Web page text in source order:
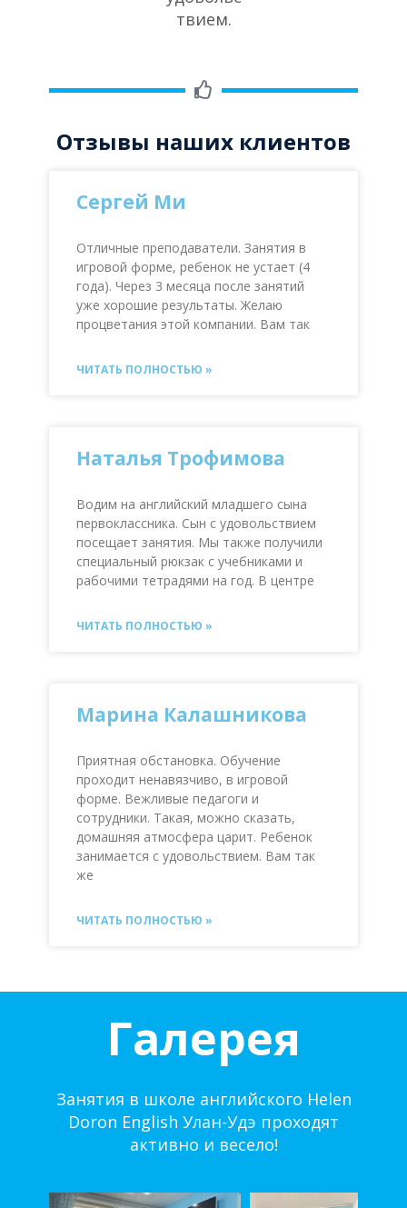
твием.
Отзывы наших клиентов
Сергей Ми
Отличные преподаватели. Занятия в
игровой форме, ребенок не устает (4
года). Через 3 месяца после занятий
уже хорошие результаты. Желаю
процветания этой компании. Вам так
ЧИТАТЬ ПОЛНОСТЬЮ »
Наталья Трофимова
Водим на английский младшего сына
первоклассника. Сын с удовольствием
посещает занятия. Мы также получили
специальный рюкзак с учебниками и
рабочими тетрадями на год. В центре
ЧИТАТЬ ПОЛНОСТЬЮ »
Марина Калашникова
Приятная обстановка. Обучение
проходит ненавязчиво, в игровой
форме. Вежливые педагоги и
сотрудники. Такая, можно сказать,
домашняя атмосфера царит. Ребенок
занимается с удовольствием. Вам так
же
ЧИТАТЬ ПОЛНОСТЬЮ »
Галерея
Занятия в школе английского Helen
Doron English Улан-Удэ проходят
активно и весело!